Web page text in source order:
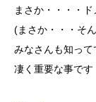
まさか・・・・
(まさか・・・そ
みなさんも知って
凄く重要な事です